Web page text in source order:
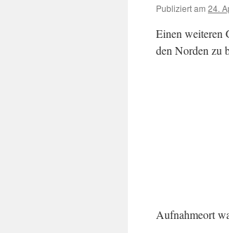
Publiziert am 24.
Einen weiteren
den Norden zu
Aufnahmeort